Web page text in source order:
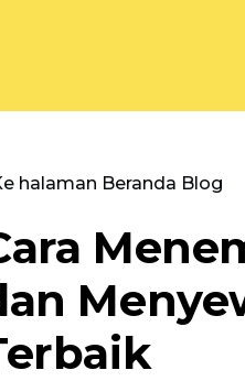
halaman Beranda Blog